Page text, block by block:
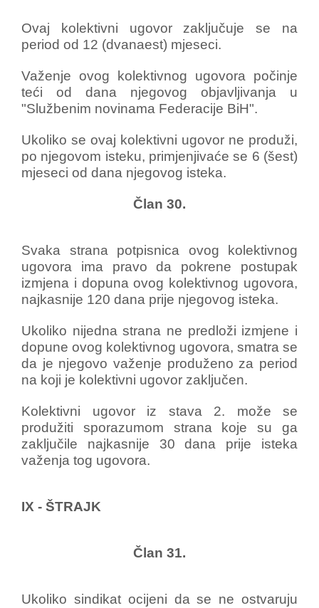
Ovaj kolektivni ugovor zaključuje se na
period od 12 (dvanaest) mjeseci.
Važenje ovog kolektivnog ugovora počinje
teći od dana njegovog objavljivanja u
"Službenim novinama Federacije BiH".
Ukoliko se ovaj kolektivni ugovor ne produži,
po njegovom isteku, primjenjivaće se 6 (šest)
mjeseci od dana njegovog isteka.
Član 30.
Svaka strana potpisnica ovog kolektivnog
ugovora ima pravo da pokrene postupak
izmjena i dopuna ovog kolektivnog ugovora,
najkasnije 120 dana prije njegovog isteka.
Ukoliko nijedna strana ne predloži izmjene i
dopune ovog kolektivnog ugovora, smatra se
da je njegovo važenje produženo za period
na koji je kolektivni ugovor zaključen.
Kolektivni ugovor iz stava 2. može se
produžiti sporazumom strana koje su ga
zaključile najkasnije 30 dana prije isteka
važenja tog ugovora.
IX - ŠTRAJK
Član 31.
Ukoliko sindikat ocijeni da se ne ostvaruju